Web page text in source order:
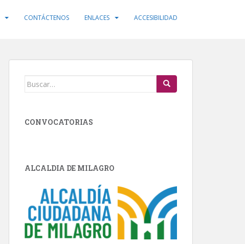
CONTÁCTENOS ENLACES ACCESIBILIDAD
Buscar:
CONVOCATORIAS
ALCALDIA DE MILAGRO